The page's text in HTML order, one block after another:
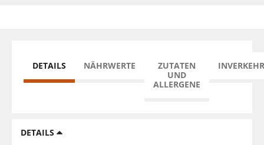
DETAILS NÄHRWERTE
ZUTATEN
UND
ALLERGENE
DETAILS